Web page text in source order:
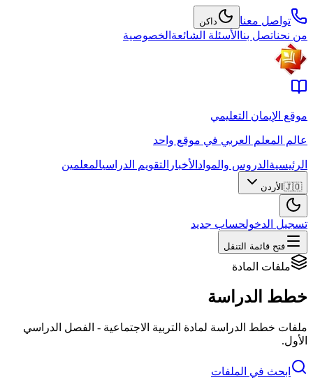
تواصل معنا داكن
من نحناتصل بنا الأسئلة الشائعة الخصوصية
موقع الإيمان التعليمي
عالم المعلم العربي في موقع واحد
الرئيسية الدروس والمواد الأخبار التقويم الدراسيالمعلمين
🇯🇴 الأردن
تسجيل الدخولحساب جديد
فتح قائمة التنقل
ملفات المادة
خطط الدراسة
ملفات خطط الدراسة لمادة التربية الاجتماعية - الفصل الدراسي
الأول.
ابحث في الملفات